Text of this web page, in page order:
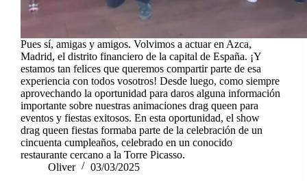
Pues sí, amigas y amigos. Volvimos a actuar en Azca,
Madrid, el distrito financiero de la capital de España. ¡Y
estamos tan felices que queremos compartir parte de esa
experiencia con todos vosotros! Desde luego, como siempre
aprovechando la oportunidad para daros alguna información
importante sobre nuestras animaciones drag queen para
eventos y fiestas exitosos. En esta oportunidad, el show
drag queen fiestas formaba parte de la celebración de un
cincuenta cumpleaños, celebrado en un conocido
restaurante cercano a la Torre Picasso.
Oliver
03/03/2025